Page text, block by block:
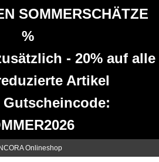
SOMMERSCHÄTZE
%
- 20% auf alle
Artikel
Onlineshop